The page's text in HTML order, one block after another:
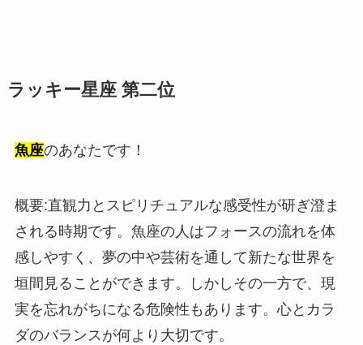
ラッキー星座 第二位
魚座のあなたです！
概要:直観力とスピリチュアルな感受性が研ぎ澄ま
される時期です。魚座の人はフォースの流れを体
感しやすく、夢の中や芸術を通して新たな世界を
垣間見ることができます。しかしその一方で、現
実を忘れがちになる危険性もあります。心とカラ
ダのバランスが何より大切です。